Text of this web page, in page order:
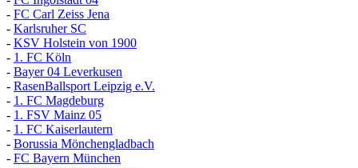
- FC Carl Zeiss Jena
- Karlsruher SC
- KSV Holstein von 1900
- 1. FC Köln
- Bayer 04 Leverkusen
- RasenBallsport Leipzig e.V.
- 1. FC Magdeburg
- 1. FSV Mainz 05
- 1. FC Kaiserlautern
- Borussia Mönchengladbach
- FC Bayern München